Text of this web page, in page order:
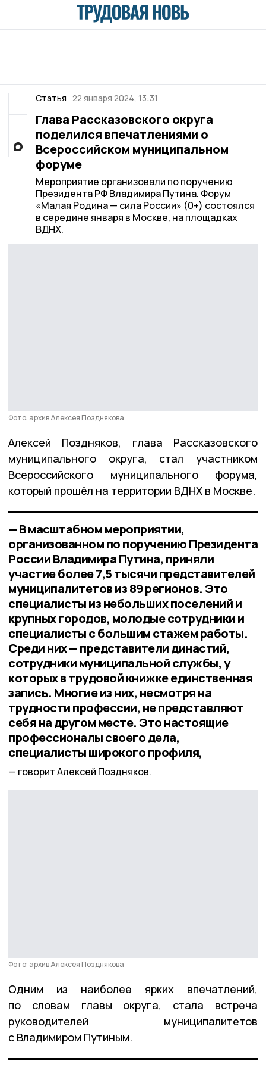
Статья 22 января 2024, 13:31
Глава Рассказовского округа
поделился впечатлениями о
Всероссийском муниципальном
форуме
Мероприятие организовали по поручению
Президента РФ Владимира Путина. Форум
«Малая Родина — сила России» (0+) состоялся
в середине января в Москве, на площадках
ВДНХ.
Фото: архив Алексея Позднякова
Алексей Поздняков, глава Рассказовского
муниципального округа, стал участником
Всероссийского муниципального форума,
который прошёл на территории ВДНХ в Москве.
— В масштабном мероприятии,
организованном по поручению Президента
России Владимира Путина, приняли
участие более 7,5 тысячи представителей
муниципалитетов из 89 регионов. Это
специалисты из небольших поселений и
крупных городов, молодые сотрудники и
специалисты с большим стажем работы.
Среди них — представители династий,
сотрудники муниципальной службы, у
которых в трудовой книжке единственная
запись. Многие из них, несмотря на
трудности профессии, не представляют
себя на другом месте. Это настоящие
профессионалы своего дела,
специалисты широкого профиля,
говорит Алексей Поздняков.
Фото: архив Алексея Позднякова
Одним из наиболее ярких впечатлений,
по словам главы округа, стала встреча
руководителей муниципалитетов
с Владимиром Путиным.